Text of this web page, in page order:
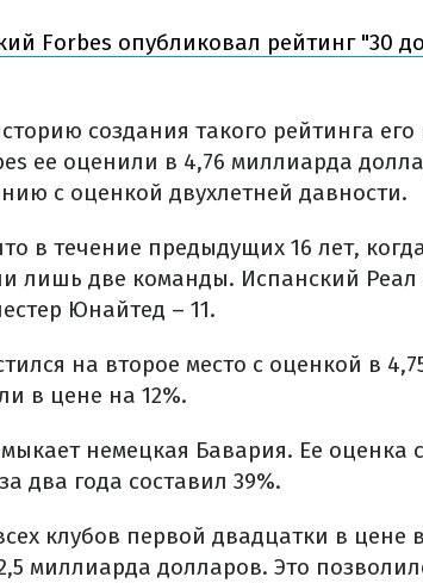
Forbes опубликовал рейтинг "30
создания такого рейтинга его
ее оценили в 4,76 миллиарда
с оценкой двухлетней давности.
в течение предыдущих 16 лет,
лишь две команды. Испанский
Юнайтед – 11.
на второе место с оценкой в
в цене на 12%.
немецкая Бавария. Ее оценка
два года составил 39%.
клубов первой двадцатки в
миллиарда долларов. Это